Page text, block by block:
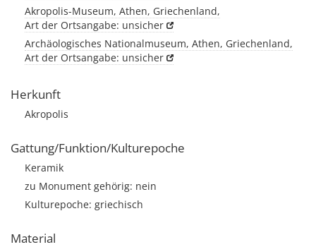
Akropolis-Museum, Athen, Griechenland,
Art der Ortsangabe: unsicher
Archäologisches Nationalmuseum, Athen, Griechenland,
Art der Ortsangabe: unsicher
Herkunft
Akropolis
Gattung/Funktion/Kulturepoche
Keramik
zu Monument gehörig: nein
Kulturepoche: griechisch
Material